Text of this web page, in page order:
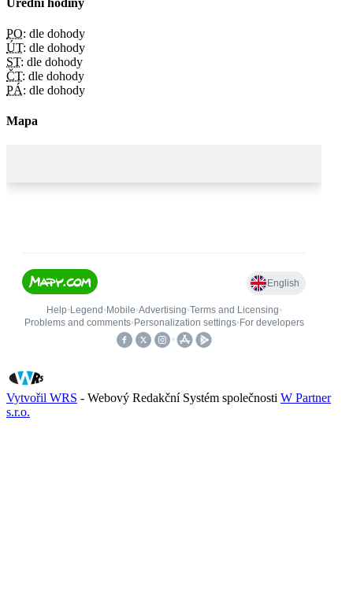
PO: dle dohody
ÚT: dle dohody
ST: dle dohody
ČT: dle dohody
PÁ: dle dohody
Mapa
Vytvořil WRS - Webový Redakční Systém společnosti W Partner
s.r.o.